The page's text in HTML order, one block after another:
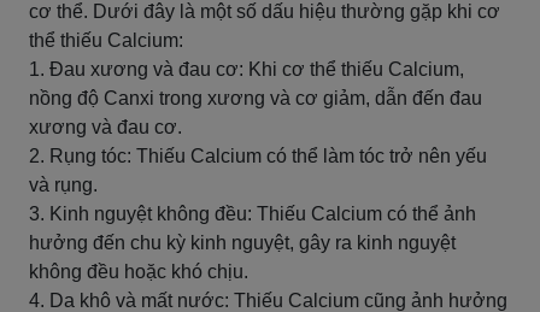
cơ thể. Dưới đây là một số dấu hiệu thường gặp khi cơ
thể thiếu Calcium:
1. Đau xương và đau cơ: Khi cơ thể thiếu Calcium,
nồng độ Canxi trong xương và cơ giảm, dẫn đến đau
xương và đau cơ.
2. Rụng tóc: Thiếu Calcium có thể làm tóc trở nên yếu
và rụng.
3. Kinh nguyệt không đều: Thiếu Calcium có thể ảnh
hưởng đến chu kỳ kinh nguyệt, gây ra kinh nguyệt
không đều hoặc khó chịu.
4. Da khô và mất nước: Thiếu Calcium cũng ảnh hưởng